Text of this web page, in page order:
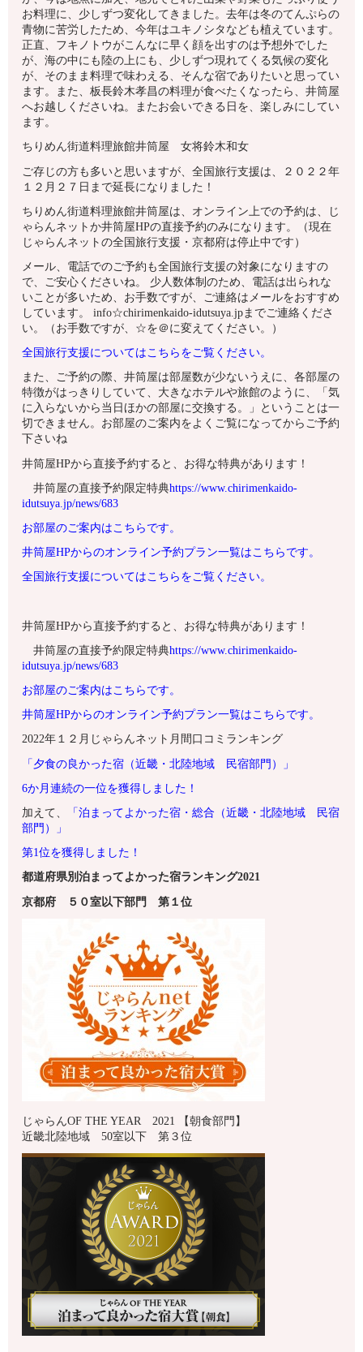
お料理に、少しずつ変化してきました。去年は冬のてんぷらの
青物に苦労したため、今年はユキノシタなども植えています。
正直、フキノトウがこんなに早く顔を出すのは予想外でした
が、海の中にも陸の上にも、少しずつ現れてくる気候の変化
が、そのまま料理で味わえる、そんな宿でありたいと思ってい
ます。また、板長鈴木孝昌の料理が食べたくなったら、井筒屋
へお越しくださいね。またお会いできる日を、楽しみにしてい
ます。
ちりめん街道料理旅館井筒屋 女将鈴木和女
ご存じの方も多いと思いますが、全国旅行支援は、２０２２年
１２月２７日まで延長になりました！
ちりめん街道料理旅館井筒屋は、オンライン上での予約は、じ
ゃらんネットか井筒屋HPの直接予約のみになります。（現在
じゃらんネットの全国旅行支援・京都府は停止中です）
メール、電話でのご予約も全国旅行支援の対象になりますの
で、ご安心くださいね。 少人数体制のため、電話は出られな
いことが多いため、お手数ですが、ご連絡はメールをおすすめ
しています。 info☆chirimenkaido-idutsuya.jpまでご連絡くださ
い。（お手数ですが、☆を＠に変えてください。）
全国旅行支援についてはこちらをご覧ください。
また、ご予約の際、井筒屋は部屋数が少ないうえに、各部屋の
特徴がはっきりしていて、大きなホテルや旅館のように、「気
に入らないから当日ほかの部屋に交換する。」ということは一
切できません。お部屋のご案内をよくご覧になってからご予約
下さいね
井筒屋HPから直接予約すると、お得な特典があります！
井筒屋の直接予約限定特典https://www.chirimenkaido-
idutsuya.jp/news/683
お部屋のご案内はこちらです。
井筒屋HPからのオンライン予約プラン一覧はこちらです。
全国旅行支援についてはこちらをご覧ください。
井筒屋HPから直接予約すると、お得な特典があります！
井筒屋の直接予約限定特典https://www.chirimenkaido-
idutsuya.jp/news/683
お部屋のご案内はこちらです。
井筒屋HPからのオンライン予約プラン一覧はこちらです。
2022年１２月じゃらんネット月間口コミランキング
「夕食の良かった宿（近畿・北陸地域 民宿部門）」
6か月連続の一位を獲得しました！
加えて、
「泊まってよかった宿・総合（近畿・北陸地域 民宿
部門）」
第1位を獲得しました！
都道府県別泊まってよかった宿ランキング2021
京都府 ５０室以下部門 第１位
じゃらんOF THE YEAR 2021 【朝食部門】
近畿北陸地域 50室以下 第３位